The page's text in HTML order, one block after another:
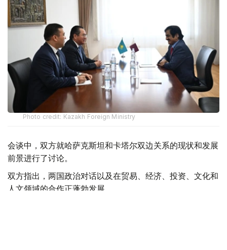
Photo credit: Kazakh Foreign Ministry
会谈中，双方就哈萨克斯坦和卡塔尔双边关系的现状和发展
前景进行了讨论。
双方指出，两国政治对话以及在贸易、经济、投资、文化和
人文领域的合作正蓬勃发展。